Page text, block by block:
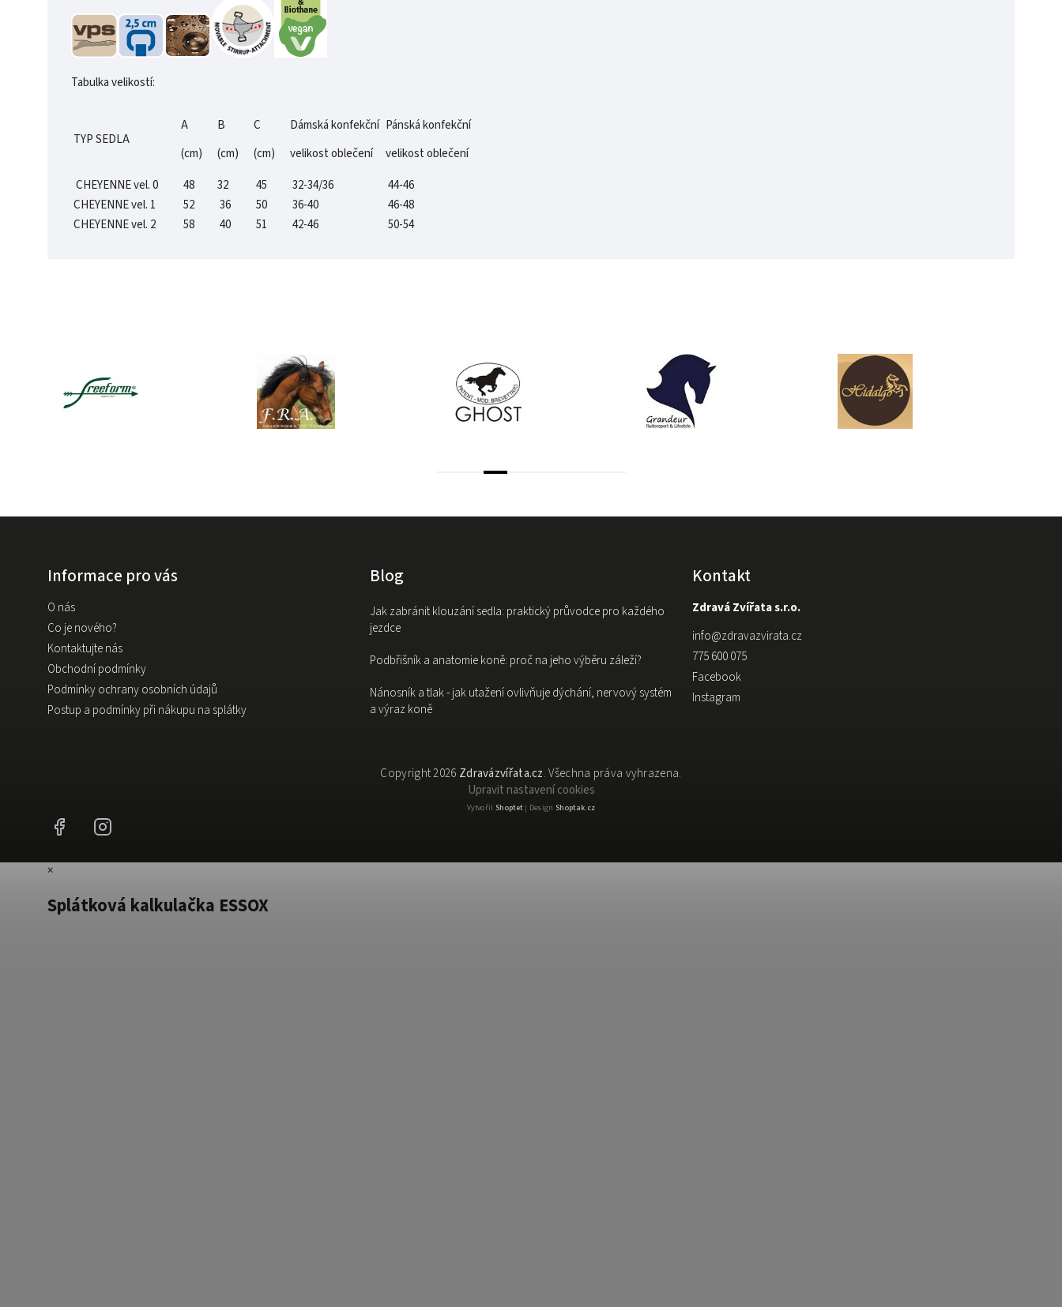
Tabulka velikostí:
TYP SEDLA
A
(cm)
B
(cm)
C
(cm)
Dámská konfekční
velikost oblečení
Pánská konfekční
velikost oblečení
CHEYENNE vel. 0
48 32 45 32-34/36
44-46
CHEYENNE vel. 1
52 36 50 36-40
46-48
CHEYENNE vel. 2
58 40 51 42-46 50-54
Informace pro vás
O nás
Co je nového?
Kontaktujte nás
Obchodní podmínky
Podmínky ochrany osobních údajů
Postup a podmínky při nákupu na splátky
Blog
Jak zabránit klouzání sedla: praktický průvodce pro každého
jezdce
Podbřišník a anatomie koně: proč na jeho výběru záleží?
Nánosník a tlak - jak utažení ovlivňuje dýchání, nervový systém
a výraz koně
Kontakt
Zdravá Zvířata s.r.o.
info@zdravazvirata.cz
775 600 075
Facebook
Instagram
Copyright 2026 Zdravázvířata.cz. Všechna práva vyhrazena.
Upravit nastavení cookies
Vytvořil Shoptet| Design Shoptak.cz
Facebook
×
Splátková kalkulačka ESSOX